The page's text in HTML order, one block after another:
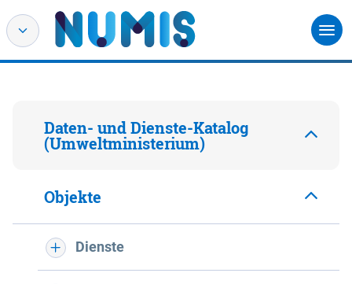
Daten- und Dienste-Katalog
(Umweltministerium)
Objekte
Dienste